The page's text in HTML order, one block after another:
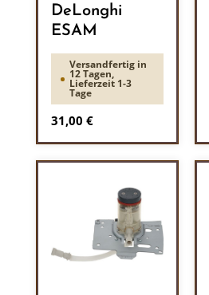
DeLonghi
ESAM
Versandfertig in
12 Tagen,
Lieferzeit 1-3
Tage
Regulärer Preis:
31,00 €